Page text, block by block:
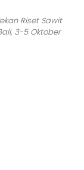
Riset Sawit
3-5 Oktober